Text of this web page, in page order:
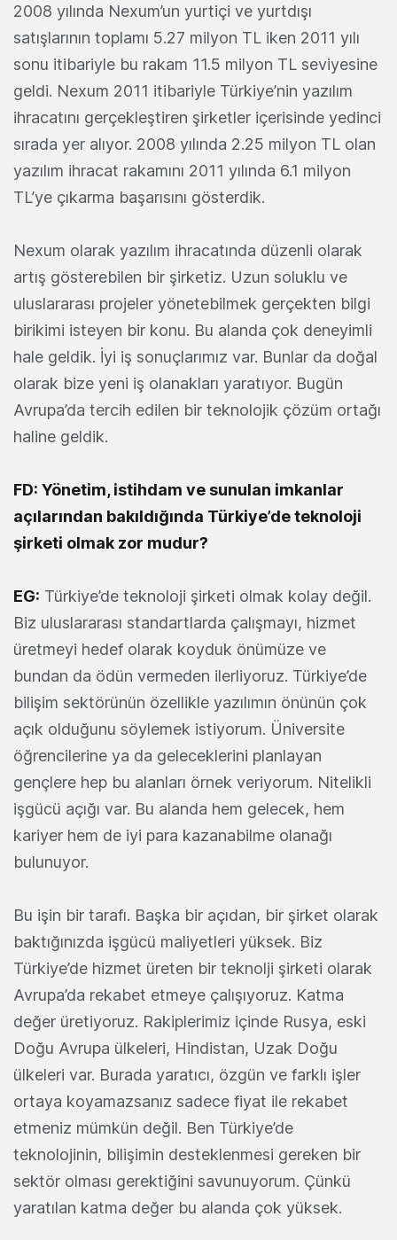
2008 yılında Nexum’un yurtiçi ve yurtdışı
satışlarının toplamı 5.27 milyon TL iken 2011 yılı
sonu itibariyle bu rakam 11.5 milyon TL seviyesine
geldi. Nexum 2011 itibariyle Türkiye’nin yazılım
ihracatını gerçekleştiren şirketler içerisinde yedinci
sırada yer alıyor. 2008 yılında 2.25 milyon TL olan
yazılım ihracat rakamını 2011 yılında 6.1 milyon
TL’ye çıkarma başarısını gösterdik.
Nexum olarak yazılım ihracatında düzenli olarak
artış gösterebilen bir şirketiz. Uzun soluklu ve
uluslararası projeler yönetebilmek gerçekten bilgi
birikimi isteyen bir konu. Bu alanda çok deneyimli
hale geldik. İyi iş sonuçlarımız var. Bunlar da doğal
olarak bize yeni iş olanakları yaratıyor. Bugün
Avrupa’da tercih edilen bir teknolojik çözüm ortağı
haline geldik.
FD: Yönetim, istihdam ve sunulan imkanlar
açılarından bakıldığında Türkiye’de teknoloji
şirketi olmak zor mudur?
EG: Türkiye’de teknoloji şirketi olmak kolay değil.
Biz uluslararası standartlarda çalışmayı, hizmet
üretmeyi hedef olarak koyduk önümüze ve
bundan da ödün vermeden ilerliyoruz. Türkiye’de
bilişim sektörünün özellikle yazılımın önünün çok
açık olduğunu söylemek istiyorum. Üniversite
öğrencilerine ya da geleceklerini planlayan
gençlere hep bu alanları örnek veriyorum. Nitelikli
işgücü açığı var. Bu alanda hem gelecek, hem
kariyer hem de iyi para kazanabilme olanağı
bulunuyor.
Bu işin bir tarafı. Başka bir açıdan, bir şirket olarak
baktığınızda işgücü maliyetleri yüksek. Biz
Türkiye’de hizmet üreten bir teknolji şirketi olarak
Avrupa’da rekabet etmeye çalışıyoruz. Katma
değer üretiyoruz. Rakiplerimiz içinde Rusya, eski
Doğu Avrupa ülkeleri, Hindistan, Uzak Doğu
ülkeleri var. Burada yaratıcı, özgün ve farklı işler
ortaya koyamazsanız sadece fiyat ile rekabet
etmeniz mümkün değil. Ben Türkiye’de
teknolojinin, bilişimin desteklenmesi gereken bir
sektör olması gerektiğini savunuyorum. Çünkü
yaratılan katma değer bu alanda çok yüksek.